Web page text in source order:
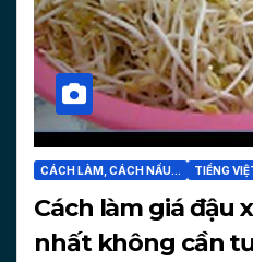
CÁCH LÀM, CÁCH NẤU... TIẾNG
Cách làm giá đậu
nhất không cần